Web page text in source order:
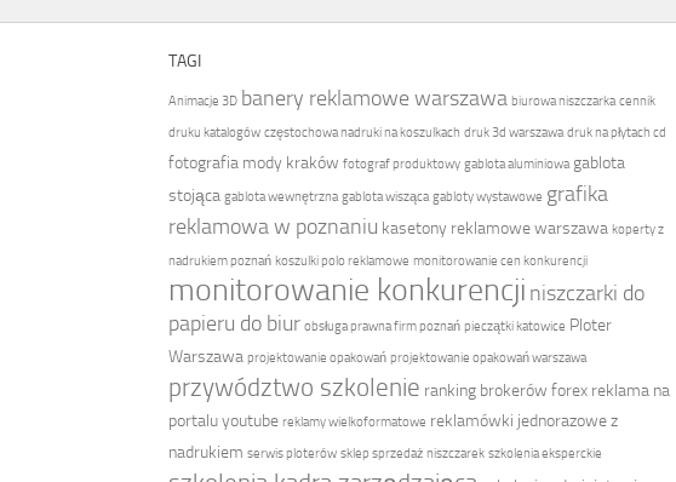
TAGI
Animacje 3D banery reklamowe warszawa biurowa niszczarka cennik
druku katalogów częstochowa nadruki na koszulkach druk 3d warszawa druk na płytach cd
fotografia mody kraków fotograf produktowy gablota aluminiowa gablota
stojąca gablota wewnętrzna gablota wisząca gabloty wystawowe grafika
reklamowa w poznaniu kasetony reklamowe warszawa koperty z
nadrukiem poznań koszulki polo reklamowe monitorowanie cen konkurencji
monitorowanie konkurencji niszczarki do
papieru do biur obsługa prawna firm poznań pieczątki katowice Ploter
Warszawa projektowanie opakowań projektowanie opakowań warszawa
przywództwo szkolenie ranking brokerów forex reklama na
portalu youtube reklamy wielkoformatowe reklamówki jednorazowe z
nadrukiem serwis ploterów sklep sprzedaż niszczarek szkolenia eksperckie